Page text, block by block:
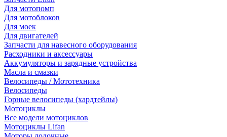
Для мотопомп
Для мотоблоков
Для моек
Для двигателей
Запчасти для навесного оборудования
Расходники и аксессуары
Аккумуляторы и зарядные устройства
Масла и смазки
Велосипеды / Мототехника
Велосипеды
Горные велосипеды (хардтейлы)
Мотоциклы
Все модели мотоциклов
Мотоциклы Lifan